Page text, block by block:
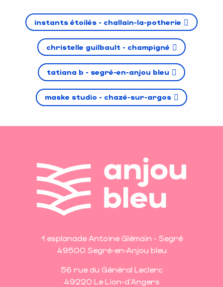
instants étoilés - challain-la-potherie
christelle guilbault - champigné
tatiana b - segré-en-anjou bleu
maske studio - chazé-sur-argos
1 esplanade Antoine Glémain - Segré
49500 Segré-en-Anjou bleu
56 rue du Général Leclerc
49220 Le Lion-d'Angers